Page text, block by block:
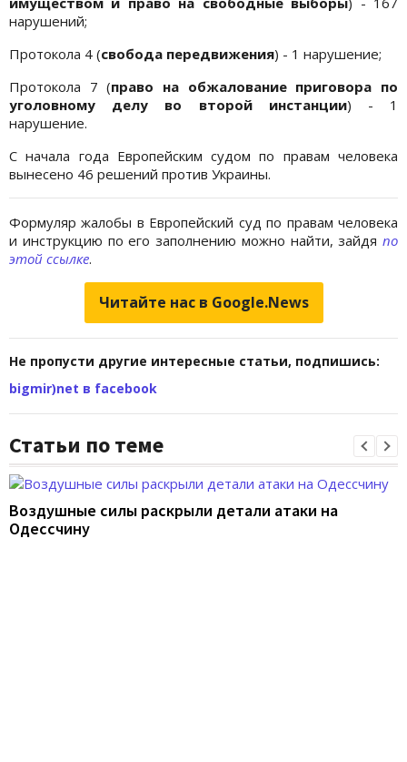
нарушений;
Протокола 4 (свобода передвижения) - 1 нарушение;
Протокола 7 (право на обжалование приговора по
уголовному делу во второй инстанции) - 1
нарушение.
С начала года Европейским судом по правам человека
вынесено 46 решений против Украины.
Формуляр жалобы в Европейский суд по правам человека
и инструкцию по его заполнению можно найти, зайдя по
этой ссылке.
Читайте нас в Google.News
Не пропусти другие интересные статьи, подпишись:
bigmir)net в facebook
Статьи по теме
Воздушные силы раскрыли детали атаки на
Одессчину